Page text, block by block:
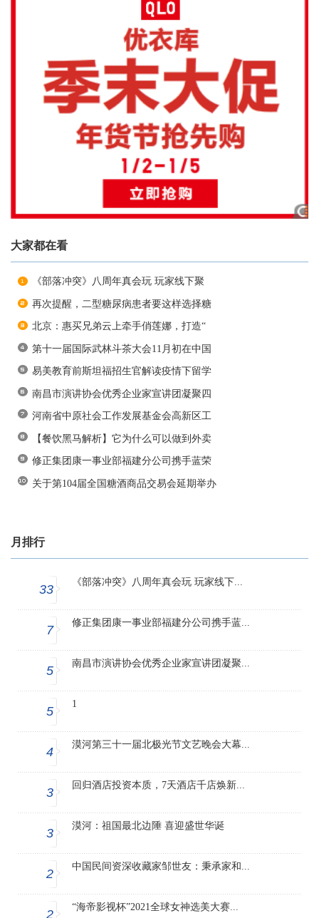
大家都在看
《部落冲突》八周年真会玩 玩家线下聚
再次提醒，二型糖尿病患者要这样选择糖
北京：惠买兄弟云上牵手俏莲娜，打造“
第十一届国际武林斗茶大会11月初在中国
易美教育前斯坦福招生官解读疫情下留学
南昌市演讲协会优秀企业家宣讲团凝聚四
河南省中原社会工作发展基金会高新区工
【餐饮黑马解析】它为什么可以做到外卖
修正集团康一事业部福建分公司携手蓝荣
关于第104届全国糖酒商品交易会延期举办
月排行
33
《部落冲突》八周年真会玩 玩家线下...
7
修正集团康一事业部福建分公司携手蓝...
5
南昌市演讲协会优秀企业家宣讲团凝聚...
5
1
4
漠河第三十一届北极光节文艺晚会大幕...
3
回归酒店投资本质，7天酒店千店焕新...
3
漠河：祖国最北边陲 喜迎盛世华诞
2
中国民间资深收藏家邹世友：秉承家和...
2
“海帝影视杯”2021全球女神选美大赛...